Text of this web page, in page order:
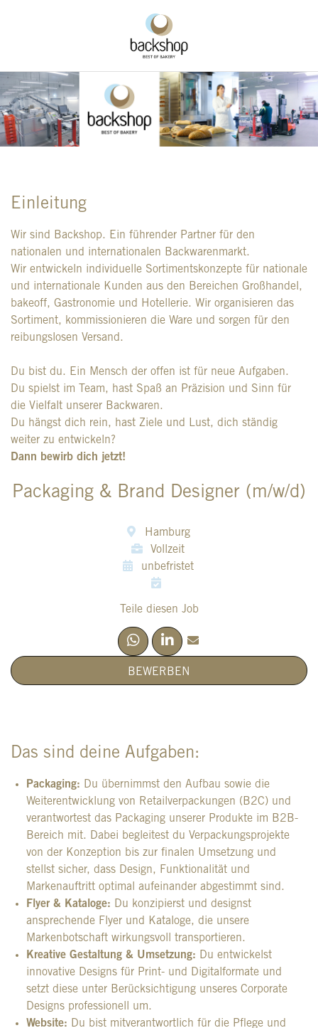
Packaging & Brand Designer (m/w/d)
Hamburg
Vollzeit
unbefristet
Teile diesen Job
BEWERBEN
Einleitung
Wir sind Backshop. Ein führender Partner für den
nationalen und internationalen Backwarenmarkt.
Wir entwickeln individuelle Sortimentskonzepte für nationale
und internationale Kunden aus den Bereichen Großhandel,
bakeoff, Gastronomie und Hotellerie. Wir organisieren das
Sortiment, kommissionieren die Ware und sorgen für den
reibungslosen Versand.
Du bist du. Ein Mensch der offen ist für neue Aufgaben.
Du spielst im Team, hast Spaß an Präzision und Sinn für
die Vielfalt unserer Backwaren.
Du hängst dich rein, hast Ziele und Lust, dich ständig
weiter zu entwickeln?
Dann bewirb dich jetzt!
Das sind deine Aufgaben:
Packaging: Du übernimmst den Aufbau sowie die
Weiterentwicklung von Retailverpackungen (B2C) und
verantwortest das Packaging unserer Produkte im B2B-
Bereich mit. Dabei begleitest du Verpackungsprojekte
von der Konzeption bis zur finalen Umsetzung und
stellst sicher, dass Design, Funktionalität und
Markenauftritt optimal aufeinander abgestimmt sind.
Flyer & Kataloge: Du konzipierst und designst
ansprechende Flyer und Kataloge, die unsere
Markenbotschaft wirkungsvoll transportieren.
Kreative Gestaltung & Umsetzung: Du entwickelst
innovative Designs für Print- und Digitalformate und
setzt diese unter Berücksichtigung unseres Corporate
Designs professionell um.
Website: Du bist mitverantwortlich für die Pflege und